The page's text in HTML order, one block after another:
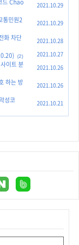
드 Chao
2021.10.29
통민원2
2021.10.29
화 차단
2021.10.28
(2) 2021.10.27
이트 분
2021.10.26
하는 방
2021.10.26
성코
2021.10.21